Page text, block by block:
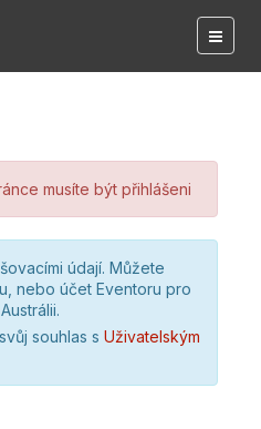
musíte být přihlášeni
údají. Můžete
nebo účet Eventoru pro
souhlas s Uživatelským